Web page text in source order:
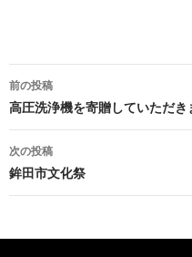
投
稿
ナ
ゲ
前の投稿
高圧洗浄機を寄贈していただき
次の投稿
鉾田市文化祭